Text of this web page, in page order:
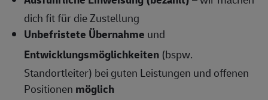
dich fit für die Zustellung
Unbefristete Übernahme und
Entwicklungsmöglichkeiten (bspw.
Standortleiter) bei guten Leistungen und offenen
Positionen möglich